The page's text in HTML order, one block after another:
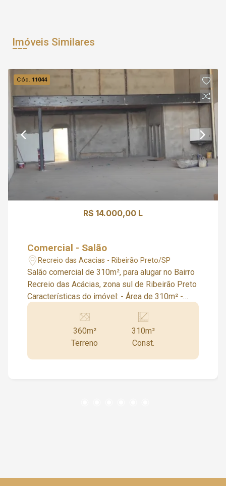
Imóveis Similares
Cód. 11044
R$ 14.000,00 L
Comercial - Salão
Recreio das Acacias - Ribeirão Preto/SP
Salão comercial de 310m², para alugar no Bairro
Recreio das Acácias, zona sul de Ribeirão Preto
Características do imóvel: - Área de 310m² -
Mezanino - 2 Banheiros - 1 Copa - Corredores
nos fundos com lavanderia - 1 Despejo -
Estacionamento para 4 veículos - Pé-direito de
8 metros - Piso cimentado Agende uma visita :)
Condomínios que atuamos: Alphaville, Alphaville
Laranjeiras, Magnólias, Monet, Milano, Manacás,
360m²
Terreno
310m²
Const.